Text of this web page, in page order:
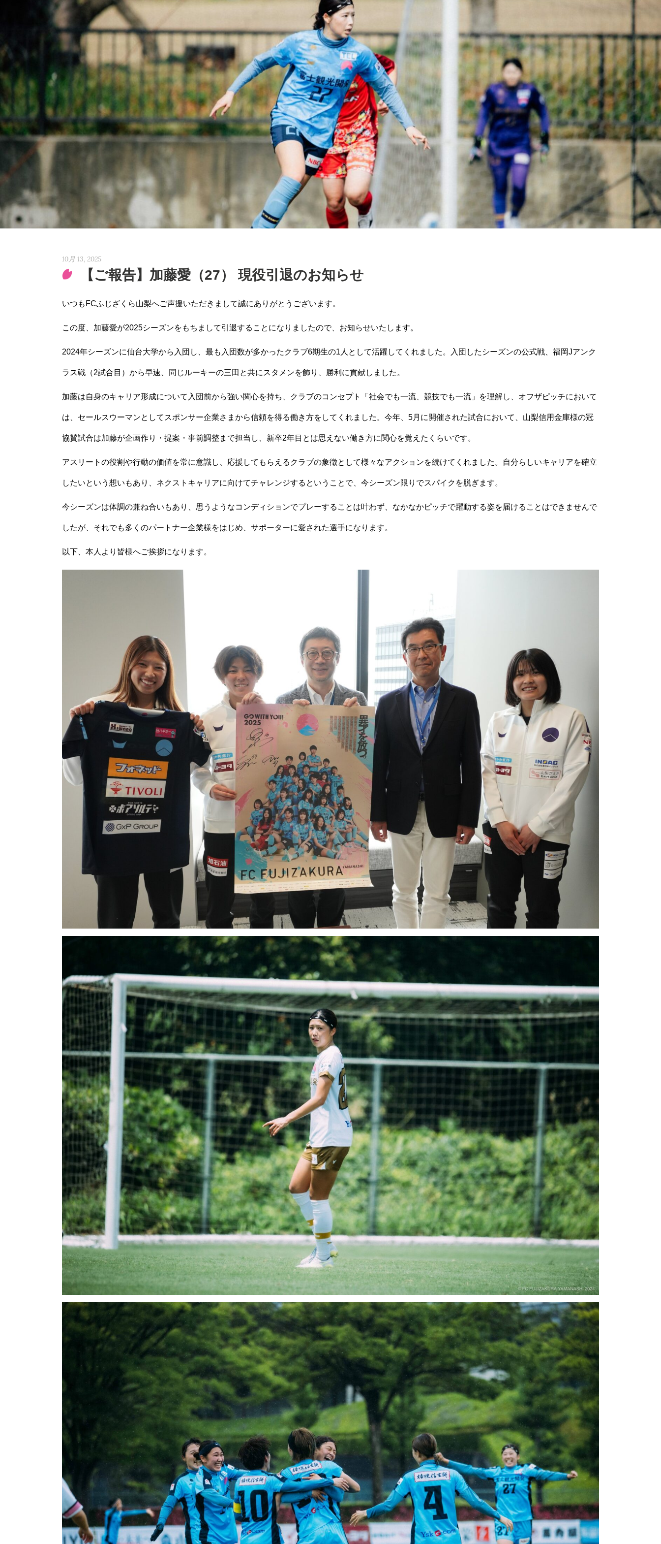
10月 13, 2025
【ご報告】加藤愛（27） 現役引退のお知らせ
いつもFCふじざくら山梨へご声援いただきまして誠にありがとう ございます。
この度、 加藤愛が2025シーズンをもちまして引退することになりましたので、お知らせいたします。
2024年シーズンに仙台大学から入団し、 最も入団数が多かったクラブ6期生の1人として活躍してくれました。入団したシーズンの公式戦、福岡Jアンク
ラス戦（2試合目）から早速、同じルーキーの三田と共にスタメンを飾り、勝利に貢献しました。
加藤は自身のキャリア形成について入団前から強い関心を持ち、 クラブのコンセプト「社会でも一流、競技でも一流」を理解し、 オフザピッチにおいて
は、 セールスウーマンとしてスポンサー企業さまから信頼を得る働き方をしてくれました。今年、5月に開催された試合において、 山梨信用金庫様の冠
協賛試合は加藤が企画作り・提案・ 事前調整まで担当し、 新卒2年目とは思えない働き方に関心を覚えたくらいです。
アスリートの役割や行動の価値を常に意識し、 応援してもらえるクラブの象徴として様々なアクションを続けてく れました。自分らしいキャリアを確立
したいという想いもあり、 ネクストキャ リアに向けてチャレンジするということで、 今シーズン限りでスパイクを脱ぎます。
今シーズンは体調の兼ね合いもあり、 思うようなコンディションでプレーすることは叶わず、 なかなかピッチで躍動する姿を届けることはできませんで
したが、 それでも多くのパートナー企業様をはじめ、サポーターに愛された選手になります。
以下、本人より皆様へご挨拶になります。